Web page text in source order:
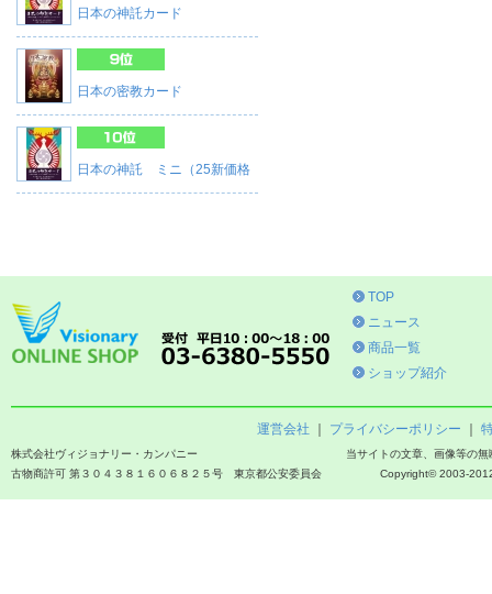
日本の神託カード
日本の密教カード
日本の神託 ミニ（25新価格
TOP
ニュース
商品一覧
ショップ紹介
運営会社 プライバシーポリシー
当サイトの文章、画像等の
Copyright© 2003-
株式会社ヴィジョナリー・カンパニー
古物商許可 第３０４３８１６０６８２５号 東京都公安委員会